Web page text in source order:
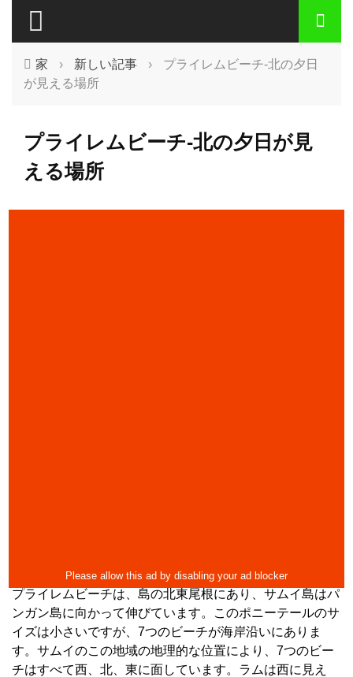
家 › 新しい記事 ›
プライレムビーチ-北の夕日
が見える場所
プライレムビーチ-北の夕日が見
える場所
プライレムビーチは、島の北東尾根にあり、サムイ島はパ
ンガン島に向かって伸びています。このポニーテールのサ
イズは小さいですが、7つのビーチが海岸沿いにありま
す。サムイのこの地域の地理的な位置により、7つのビー
チはすべて西、北、東に面しています。ラムは西に見え